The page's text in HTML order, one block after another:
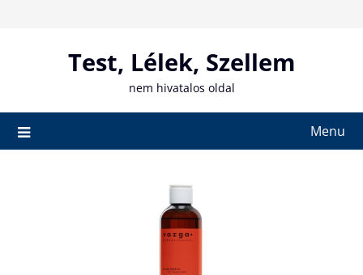
Test, Lélek, Szellem
nem hivatalos oldal
Menu